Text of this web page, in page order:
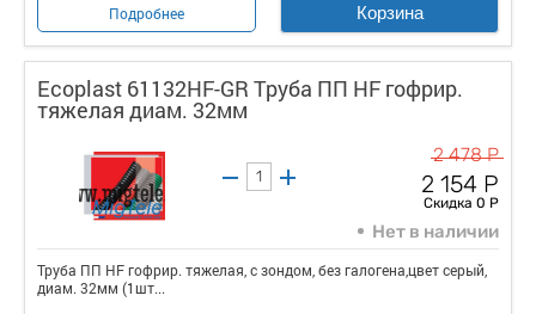
Подробнее Корзина
Ecoplast 61132HF-GR Труба ПП HF гофрир.
тяжелая диам. 32мм
2 478 Р
2 154 Р
Скидка 0 Р
Нет в наличии
Труба ПП HF гофрир. тяжелая, с зондом, без галогена,цвет серый,
диам. 32мм (1шт...